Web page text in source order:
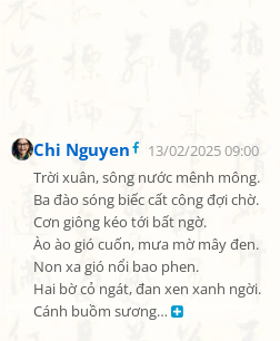
Chi Nguyen
13/02/2025 09:00
Trời xuân, sông nước mênh mông.
Ba đào sóng biếc cất công đợi chờ.
Cơn giông kéo tới bất ngờ.
Ào ào gió cuốn, mưa mờ mây đen.
Non xa gió nổi bao phen.
Hai bờ cỏ ngát, đan xen xanh ngời.
Cánh buồm sương…